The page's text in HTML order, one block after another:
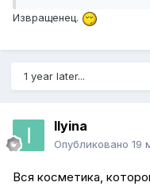
Извращенец.
1 year later...
Ilyina
Опубликовано 19
Вся косметика,